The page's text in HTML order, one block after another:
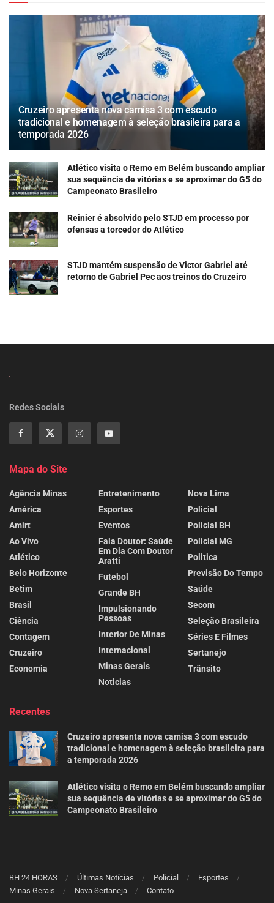
Cruzeiro apresenta nova camisa 3 com escudo
tradicional e homenagem à seleção brasileira para a
temporada 2026
Atlético visita o Remo em Belém buscando ampliar
sua sequência de vitórias e se aproximar do G5 do
Campeonato Brasileiro
Reinier é absolvido pelo STJD em processo por
ofensas a torcedor do Atlético
STJD mantém suspensão de Victor Gabriel até
retorno de Gabriel Pec aos treinos do Cruzeiro
Redes Sociais
Mapa do Site
Agência Minas
América
Amirt
Ao Vivo
Atlético
Belo Horizonte
Betim
Brasil
Ciência
Contagem
Cruzeiro
Economia
Entretenimento
Esportes
Eventos
Fala Doutor: Saúde
Em Dia Com Doutor
Aratti
Futebol
Grande BH
Impulsionando
Pessoas
Interior De Minas
Internacional
Minas Gerais
Noticias
Nova Lima
Policial
Policial BH
Policial MG
Politica
Previsão Do Tempo
Saúde
Secom
Seleção Brasileira
Séries E Filmes
Sertanejo
Trânsito
Recentes
Cruzeiro apresenta nova camisa 3 com escudo
tradicional e homenagem à seleção brasileira para
a temporada 2026
Atlético visita o Remo em Belém buscando ampliar
sua sequência de vitórias e se aproximar do G5 do
Campeonato Brasileiro
BH 24 HORAS Últimas Notícias Policial
Esportes
Minas Gerais
Nova Sertaneja Contato